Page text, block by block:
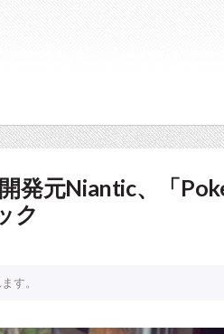
発元Niantic、「
ク
す。